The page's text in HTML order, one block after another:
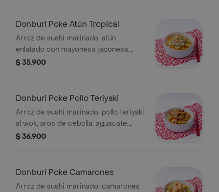
Donburi Poke Atún Tropical
Arroz de sushi marinado, atún
enlatado con mayonesa japonesa,
cebollín, plátano maduro, aguacate,
$ 35.900
Donburi Poke Pollo Teriyaki
Arroz de sushi marinado, pollo teriyaki
al wok, aros de cebolla, aguacate,
zanahoria, cebollín, ajonjolí y salsa de
$ 36.900
Donburi Poke Camarones
Arroz de sushi marinado, camarones